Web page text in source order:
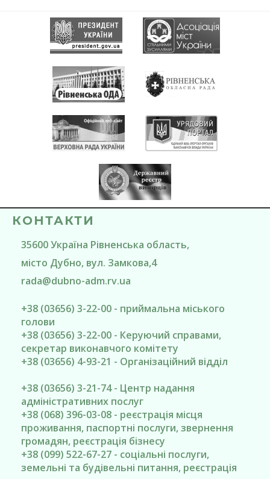
КОНТАКТИ
35600Україна Рівненська область,
місто Дубно, вул. Замкова,4
rada@dubno-adm.rv.ua
+38 (03656) 3-22-00 - приймальна міського
голови
+38 (03656) 3-22-00 - Керуючий справами,
секретар виконавчого комітету
+38 (03656) 4-93-21 - Організаційний відділ
+38 (03656) 3-21-74 - Центр надання
адміністративних послуг
+38 (068) 396-03-08 - реєстрація місця
проживання, паспортні послуги, звернення
громадян, реєстрація бізнесу
+38 (099) 522-67-27 - соціальні послуги,
земельні та будівельні питання, реєстрація